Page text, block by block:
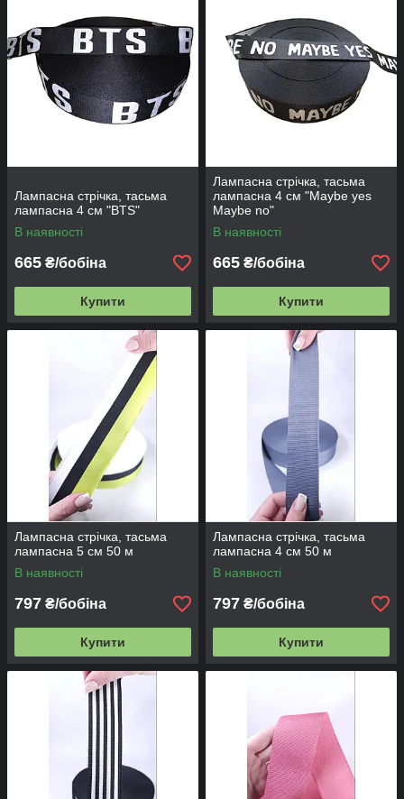
Лампасна стрічка, тасьма
лампасна 4 см "BTS"
В наявності
665 ₴/бобіна
Купити
Лампасна стрічка, тасьма
лампасна 4 см "Maybe yes
Maybe no"
В наявності
665 ₴/бобіна
Купити
Лампасна стрічка, тасьма
лампасна 5 см 50 м
В наявності
797 ₴/бобіна
Купити
Лампасна стрічка, тасьма
лампасна 4 см 50 м
В наявності
797 ₴/бобіна
Купити